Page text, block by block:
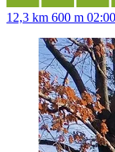
12,3 km 600 m